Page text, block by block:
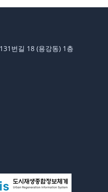
번길 18 (용강동) 1층